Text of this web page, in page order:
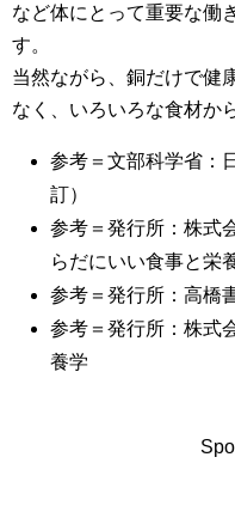
など体にとって重要な働
す。
当然ながら、銅だけで健
なく、いろいろな食材か
参考＝文部科学省：
訂）
参考＝発行所：株式
らだにいい食事と栄
参考＝発行所：高橋
参考＝発行所：株式
養学